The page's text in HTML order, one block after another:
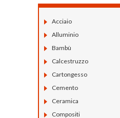
Acciaio
Alluminio
Bambù
Calcestruzzo
Cartongesso
Cemento
Ceramica
Compositi